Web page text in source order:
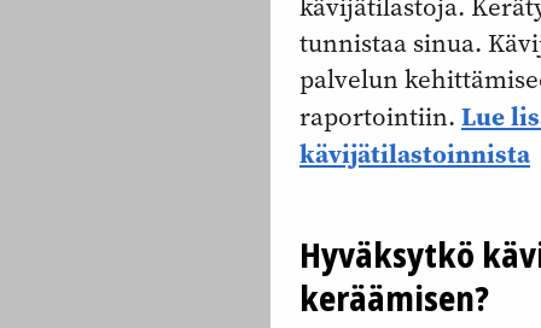
kävijätilastoja.
tunnistaa sinua.
palvelun
raportointiin. Lue
kävijätilastoinnista
Hyväksytkö
keräämisen?